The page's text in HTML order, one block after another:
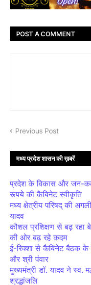
POST A COMMENT
Previous Post
मध्य प्रदेश शासन की ख़बरें
प्रदेश के विकास और जन-
रूपये की कैबिनेट स्वीकृति
मध्य क्षेत्रीय परिषद् की
यादव
कौशल प्रशिक्षण से बढ़ रहा
की ओर बढ़ रहे कदम
ई-रिक्शा से कैबिनेट बैठक के
और श्री पंवार
मुख्यमंत्री डॉ. यादव ने स्व.
श्रद्धांजलि